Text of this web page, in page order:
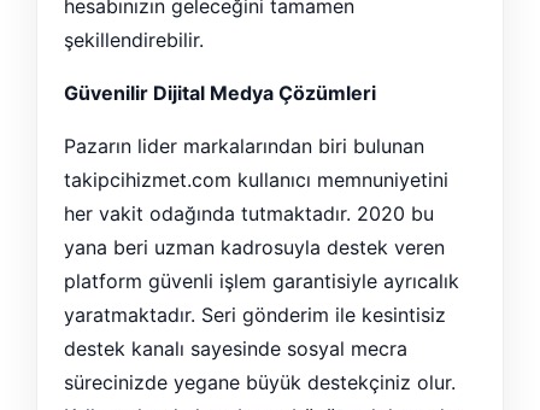
hesabınızın geleceğini tamamen
şekillendirebilir.
Güvenilir Dijital Medya Çözümleri
Pazarın lider markalarından biri bulunan
takipcihizmet.com kullanıcı memnuniyetini
her vakit odağında tutmaktadır. 2020 bu
yana beri uzman kadrosuyla destek veren
platform güvenli işlem garantisiyle ayrıcalık
yaratmaktadır. Seri gönderim ile kesintisiz
destek kanalı sayesinde sosyal mecra
sürecinizde yegane büyük destekçiniz olur.